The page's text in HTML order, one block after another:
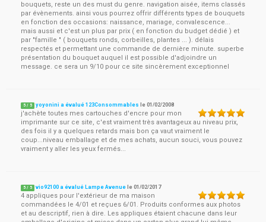
bouquets, reste un des must du genre. navigation aisée, items classés
par évènements. ainsi vous pourrez offrir différents types de bouquets
en fonction des occasions: naissance, mariage, convalescence...
mais aussi et c'est un plus par prix ( en fonction du budget dédié ) et
par "famille " ( bouquets ronds, corbeilles, plantes ... ). délais
respectés et permettant une commande de dernière minute. superbe
présentation du bouquet auquel il est possible d'adjoindre un
message. ce sera un 9/10 pour ce site sincèrement exceptionnel
5 / 5 yoyonini a évalué 123Consommables le01/02/2008
j'achète toutes mes cartouches d'encre pour mon
imprimante sur ce site, c'est vraiment très avantageux au niveau prix,
des fois il y a quelques retards mais bon ça vaut vraiment le
coup...niveau emballage et de mes achats, aucun souci, vous pouvez
vraiment y aller les yeux fermés...
5 / 5 vio92100 a évalué Lampe Avenue le01/02/2017
4 appliques pour l'extérieur de ma maison
commandées le 4/01 et reçues 6/01. Produits conformes aux photos
et au descriptif, rien à dire. Les appliques étaient chacune dans leur